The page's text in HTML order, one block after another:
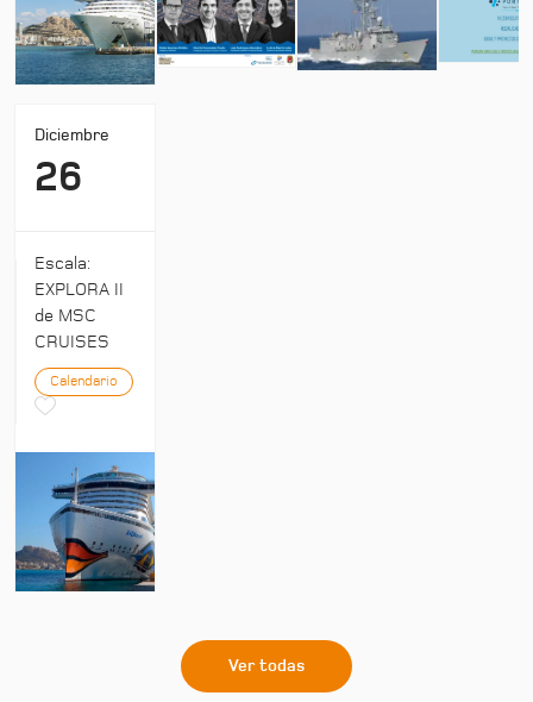
Diciembre
26
Escala:
EXPLORA II
de MSC
CRUISES
Calendario
Ver todas